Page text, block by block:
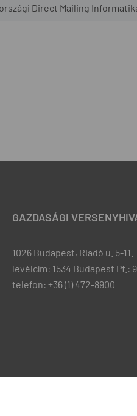
Direct Mailing
GAZDASÁGI
1026 Budapest, Riadó u. 5-11.
levélcím: 1534 Budapest Pf.:
telefon: +36 (1) 472-8900